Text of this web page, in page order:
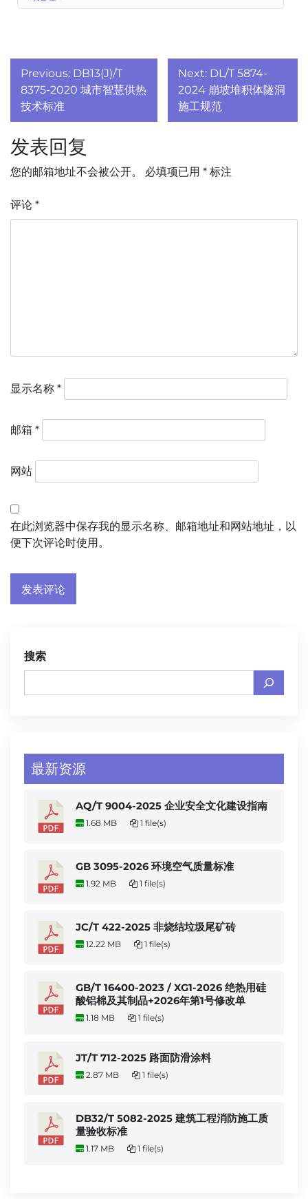
文
章
导
航
Previous: DB13(J)/T
8375-2020 城市智慧供热
技术标准
Next: DL/T 5874-
2024 崩坡堆积体隧洞
施工规范
发表回复
您的邮箱地址不会被公开。 必填项已用 * 标注
评论 *
显示名称 *
邮箱 *
网站
在此浏览器中保存我的显示名称、邮箱地址和网站地址，以
便下次评论时使用。
搜索
最新资源
AQ/T 9004-2025 企业安全文化建设指南
1.68 MB 1 file(s)
GB 3095-2026 环境空气质量标准
1.92 MB 1 file(s)
JC/T 422-2025 非烧结垃圾尾矿砖
12.22 MB 1 file(s)
GB/T 16400-2023 / XG1-2026 绝热用硅
酸铝棉及其制品+2026年第1号修改单
1.18 MB 1 file(s)
JT/T 712-2025 路面防滑涂料
2.87 MB 1 file(s)
DB32/T 5082-2025 建筑工程消防施工质
量验收标准
1.17 MB 1 file(s)